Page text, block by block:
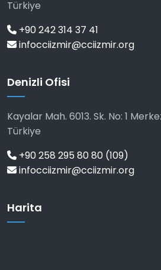
Türkiye
+90 242 314 37 41
infocciizmir@cciizmir.org
Denizli Ofisi
Kayalar Mah. 6013. Sk. No: 1
Türkiye
+90 258 295 80 80 (109)
infocciizmir@cciizmir.org
Harita